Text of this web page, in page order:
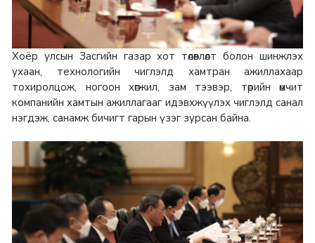
Хоёр улсын Засгийн газар хот төлөвлөлт болон шинжлэх
ухаан, технологийн чиглэлд хамтран ажиллахаар
тохиролцож, ногоон хөгжил, зам тээвэр, төрийн өмчит
компанийн хамтын ажиллагааг идэвхжүүлэх чиглэлд санал
нэгдэж, санамж бичигт гарын үзэг зурсан байна.